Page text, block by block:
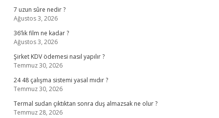
7 uzun sûre nedir ?
Ağustos 3, 2026
36’lık film ne kadar ?
Ağustos 3, 2026
Şirket KDV ödemesi nasıl yapılır ?
Temmuz 30, 2026
24 48 çalışma sistemi yasal mıdır ?
Temmuz 30, 2026
Termal sudan çıktıktan sonra duş almazsak ne olur ?
Temmuz 28, 2026